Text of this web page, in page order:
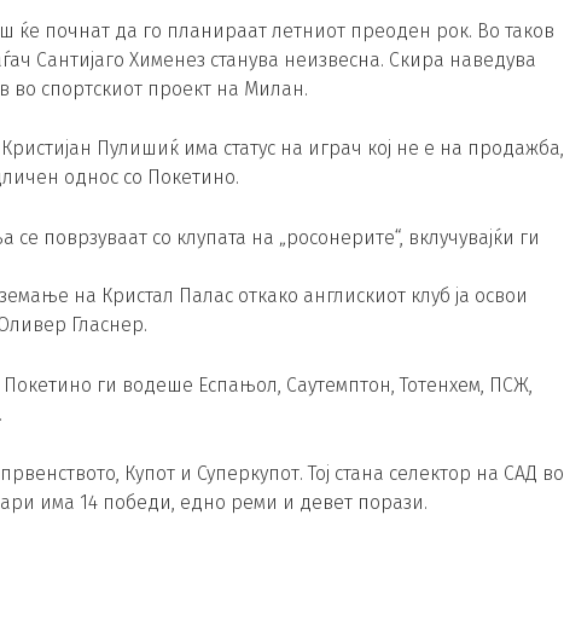
ќе почнат да го планираат летниот преоден рок. Во таков
Сантијаго Хименез станува неизвесна. Скира наведува
во спортскиот проект на Милан.
Пулишиќ има статус на играч кој не е на продажба,
однос со Покетино.
поврзуваат со клупата на „росонерите“, вклучувајќи ги
на Кристал Палас откако англискиот клуб ја освои
Гласнер.
ги водеше Еспањол, Саутемптон, Тотенхем, ПСЖ,
Купот и Суперкупот. Тој стана селектор на САД во
има 14 победи, едно реми и девет порази.